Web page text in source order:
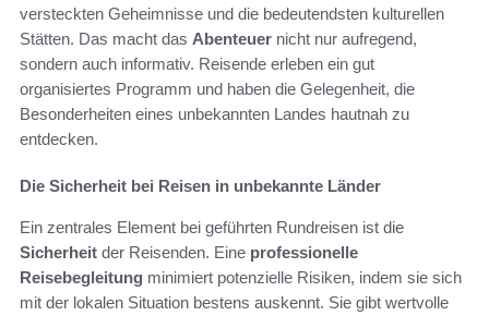
versteckten Geheimnisse und die bedeutendsten kulturellen
Stätten. Das macht das Abenteuer nicht nur aufregend,
sondern auch informativ. Reisende erleben ein gut
organisiertes Programm und haben die Gelegenheit, die
Besonderheiten eines unbekannten Landes hautnah zu
entdecken.
Die Sicherheit bei Reisen in unbekannte Länder
Ein zentrales Element bei geführten Rundreisen ist die
Sicherheit der Reisenden. Eine professionelle
Reisebegleitung minimiert potenzielle Risiken, indem sie sich
mit der lokalen Situation bestens auskennt. Sie gibt wertvolle